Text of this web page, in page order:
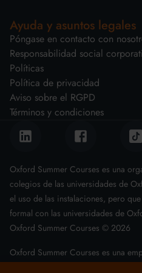
Ayuda y asuntos legales
Póngase en contacto con
Responsabilidad social
Políticas
Política de privacidad
Aviso sobre el RGPD
Términos y condiciones
Oxford Summer Courses es una
colegios de las universidades de
el uso de las instalaciones, pero
formal con las universidades de
Oxford Summer Courses © 2026
Oxford Summer Courses es una